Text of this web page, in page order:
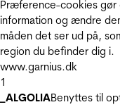
Præference-cookies gør
information og ændre
måden det ser ud på,
region du befinder dig i.
www.garnius.dk
1
_ALGOLIABenyttes til